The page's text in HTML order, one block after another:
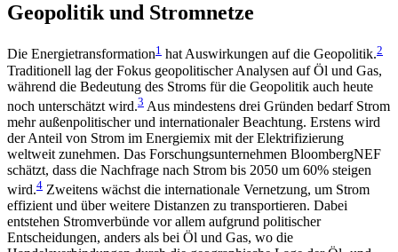
Geopolitik und Stromnetze
Die Energietransformation1 hat Auswirkungen auf die Geopolitik.2
Traditionell lag der Fokus geopolitischer Analysen auf Öl und Gas,
während die Bedeutung des Stroms für die Geopolitik auch heute
noch unterschätzt wird.3 Aus mindestens drei Gründen bedarf Strom
mehr außenpolitischer und internationaler Beachtung. Erstens wird
der Anteil von Strom im Energiemix mit der Elektrifizierung
weltweit zuneh­men. Das Forschungsunternehmen BloombergNEF
schätzt, dass die Nachfrage nach Strom bis 2050 um 60% steigen
wird.4 Zweitens wächst die internationale Vernetzung, um Strom
effizient und über weitere Distanzen zu transportieren. Dabei
entstehen Strom­verbünde vor allem aufgrund politischer
Entscheidungen, anders als bei Öl und Gas, wo die